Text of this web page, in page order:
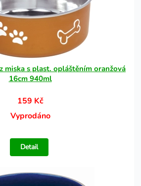
miska s plast. opláštěním oranžová
16cm 940ml
159 Kč
Vyprodáno
Detail